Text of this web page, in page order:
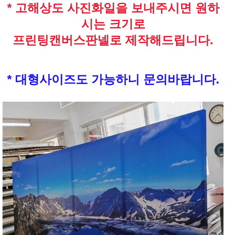
* 고해상도 사진화일을 보내주시면 원하
시는 크기로
프린팅캔버스판넬로 제작해드립니다.
* 대형사이즈도 가능하니 문의바랍니다.